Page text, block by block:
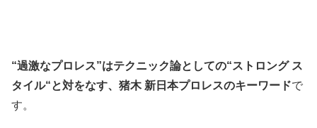
“過激なプロレス”はテクニック論としての“ストロング ス
タイル“と対をなす、猪木 新日本プロレスのキーワードで
す。